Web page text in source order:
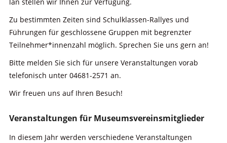
Zu bestimmten Zeiten sind Schulklassen-Rallyes und
Führungen für geschlossene Gruppen mit begrenzter
Teilnehmer*innenzahl möglich. Sprechen Sie uns gern an!
Bitte melden Sie sich für unsere Veranstaltungen vorab
telefonisch unter 04681-2571 an.
Wir freuen uns auf Ihren Besuch!
Veranstaltungen für Museumsvereinsmitglieder
In diesem Jahr werden verschiedene Veranstaltungen